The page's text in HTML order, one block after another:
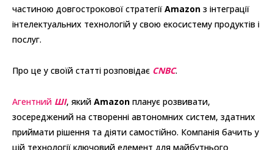
частиною довгострокової стратегії Amazon з інтеграції
інтелектуальних технологій у свою екосистему продуктів і
послуг.
Про це у своїй статті розповідає CNBC.
Агентний ШІ, який Amazon планує розвивати,
зосереджений на створенні автономних систем, здатних
приймати рішення та діяти самостійно. Компанія бачить у
цій технології ключовий елемент для майбутнього